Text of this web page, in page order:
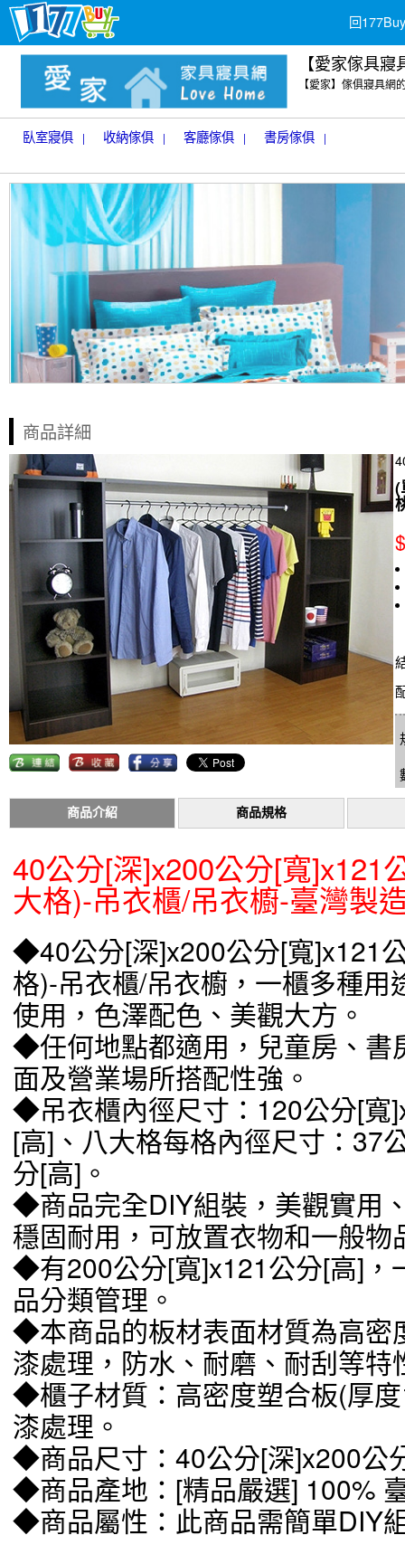
回
【愛家傢具寢
【愛家】傢俱寢具
臥室寢俱 | 收納傢俱 | 客廳傢俱 | 書房傢俱 |
商品詳細
(
$
商品介紹 商品規格
40公分[深]x200公分[寬]x121
大格)-吊衣櫃/吊衣櫥-臺灣製
◆40公分[深]x200公分[寬]x121
格)-吊衣櫃/吊衣櫥，一櫃多種用
使用，色澤配色、美觀大方。
◆任何地點都適用，兒童房、書
面及營業場所搭配性強。
◆吊衣櫃內徑尺寸：120公分[寬
[高]、八大格每格內徑尺寸：37
分[高]。
◆商品完全DIY組裝，美觀實用
穩固耐用，可放置衣物和一般
◆有200公分[寬]x121公分[高]，
品分類管理。
◆本商品的板材表面材質為高密
漆處理，防水、耐磨、耐刮等特
◆櫃子材質：高密度塑合板(厚
漆處理。
◆商品尺寸：40公分[深]x200公
◆商品產地：[精品嚴選] 100%
◆商品屬性：此商品需簡單DIY